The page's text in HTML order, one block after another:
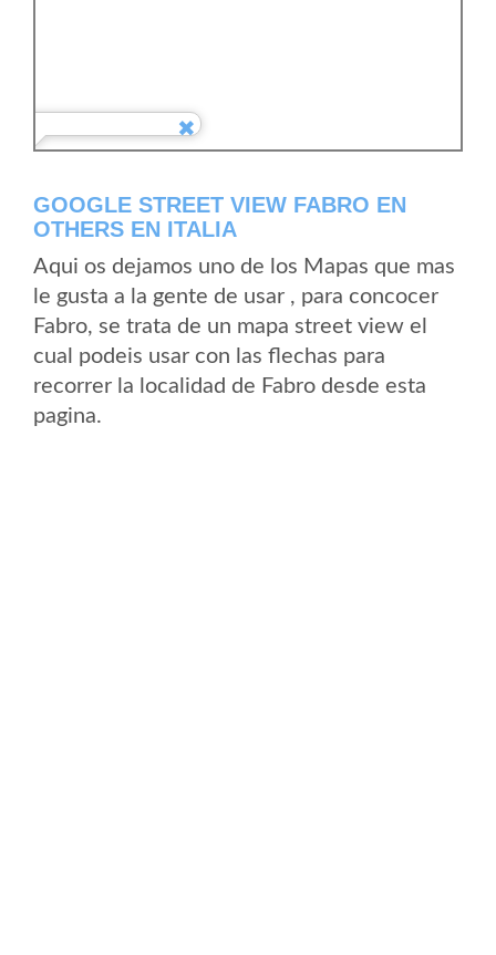
GOOGLE STREET VIEW FABRO EN
OTHERS EN ITALIA
Aqui os dejamos uno de los Mapas que mas
le gusta a la gente de usar , para concocer
Fabro, se trata de un mapa street view el
cual podeis usar con las flechas para
recorrer la localidad de Fabro desde esta
pagina.